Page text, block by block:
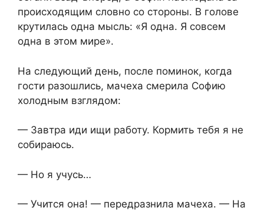
происходящим словно со стороны. В голове
крутилась одна мысль: «Я одна. Я совсем
одна в этом мире».
На следующий день, после поминок, когда
гости разошлись, мачеха смерила Софию
холодным взглядом:
— Завтра иди ищи работу. Кормить тебя я не
собираюсь.
— Но я учусь…
— Учится она! — передразнила мачеха. — На